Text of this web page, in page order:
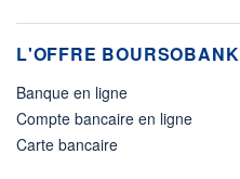
L'OFFRE BOURSOBANK
Banque en ligne
Compte bancaire en ligne
Carte bancaire